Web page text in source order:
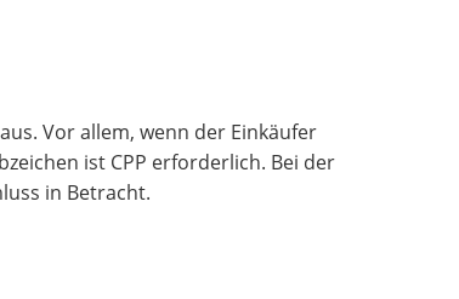
Vor allem, wenn der Einkäufer
ist CPP erforderlich. Bei der
in Betracht.